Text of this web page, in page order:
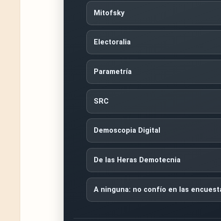
Mitofsky
Electoralia
Parametría
SRC
Demoscopia Digital
De las Heras Demotecnia
A ninguna: no confío en las